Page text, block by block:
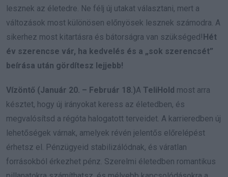
lesznek az életedre. Ne félj új utakat választani, mert a
változások most különösen előnyösek lesznek számodra. A
sikerhez most kitartásra és bátorságra van szükséged! Hét
év szerencse vár, ha kedvelés és a „sok szerencsét”
beírása után gördítesz lejjebb!
Vízöntő (Január 20. – Február 18.)A TeliHold most arra
késztet, hogy új irányokat keress az életedben, és
megvalósítsd a régóta halogatott terveidet. A karrieredben új
lehetőségek várnak, amelyek révén jelentős előrelépést
érhetsz el. Pénzügyeid stabilizálódnak, és váratlan
forrásokból érkezhet pénz. Szerelmi életedben romantikus